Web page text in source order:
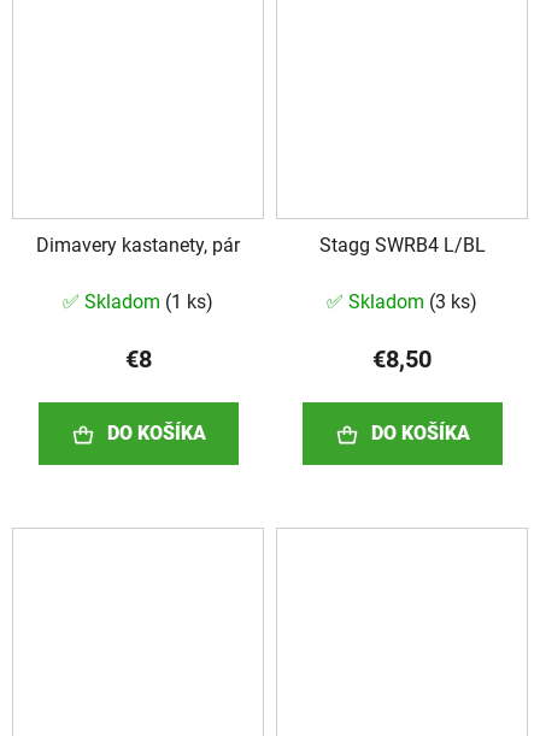
Dimavery kastanety, pár
✅ Skladom (1 ks)
€8
DO KOŠÍKA
Stagg SWRB4 L/BL
✅ Skladom (3 ks)
€8,50
DO KOŠÍKA